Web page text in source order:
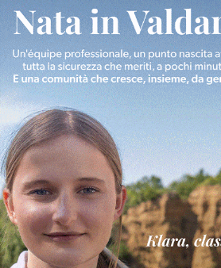
stand-up antimafiosa con la
finalità di denunciare il fatto che la
sembra scomparsa dal dibattito
pubblico, ma la realtà raccontata
dell’ordine ha tinte molto diverse.
Martina Giardi